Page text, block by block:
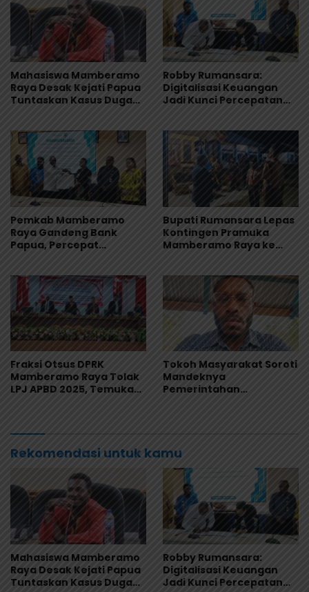
Mahasiswa Mamberamo
Raya Desak Kejati Papua
Tuntaskan Kasus Dugaan
Robby Rumansara:
Digitalisasi Keuangan
Jadi Kunci Percepatan
Pemkab Mamberamo
Raya Gandeng Bank
Papua, Percepat
Bupati Rumansara Lepas
Kontingen Pramuka
Mamberamo Raya ke
Fraksi Otsus DPRK
Mamberamo Raya Tolak
LPJ APBD 2025, Temukan
Tokoh Masyarakat Soroti
Mandeknya
Pemerintahan
Rekomendasi untuk kamu
Mahasiswa Mamberamo
Raya Desak Kejati Papua
Tuntaskan Kasus Dugaan
Robby Rumansara:
Digitalisasi Keuangan
Jadi Kunci Percepatan